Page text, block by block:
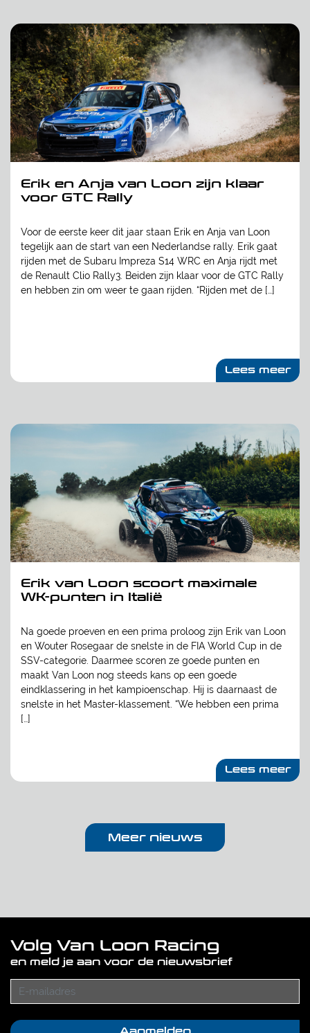
Erik en Anja van Loon zijn klaar
voor GTC Rally
Voor de eerste keer dit jaar staan Erik en Anja van Loon
tegelijk aan de start van een Nederlandse rally. Erik gaat
rijden met de Subaru Impreza S14 WRC en Anja rijdt met
de Renault Clio Rally3. Beiden zijn klaar voor de GTC Rally
en hebben zin om weer te gaan rijden. “Rijden met de […]
Lees meer
Erik van Loon scoort maximale
WK-punten in Italië
Na goede proeven en een prima proloog zijn Erik van Loon
en Wouter Rosegaar de snelste in de FIA World Cup in de
SSV-categorie. Daarmee scoren ze goede punten en
maakt Van Loon nog steeds kans op een goede
eindklassering in het kampioenschap. Hij is daarnaast de
snelste in het Master-klassement. “We hebben een prima
[…]
Lees meer
Meer nieuws
Volg Van Loon Racing
en meld je aan voor de nieuwsbrief